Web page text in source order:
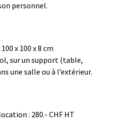
personnel.
x 100 x 8 cm
sur un support (table,
une salle ou à l’extérieur.
: 280.- CHF HT